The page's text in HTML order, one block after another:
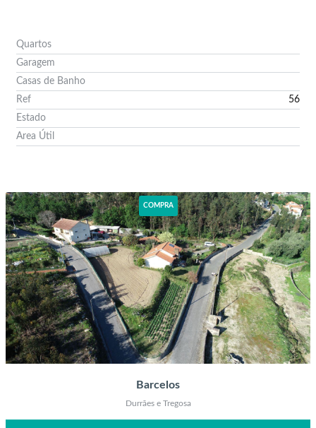
Quartos
Garagem
Casas de Banho
Ref
56
Estado
Area Útil
COMPRA
Barcelos
Durrães e Tregosa